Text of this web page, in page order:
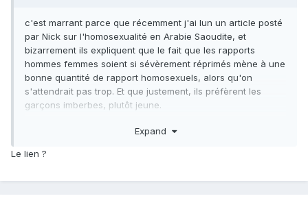
c'est marrant parce que récemment j'ai lun un article posté
par Nick sur l'homosexualité en Arabie Saoudite, et
bizarrement ils expliquent que le fait que les rapports
hommes femmes soient si sévèrement réprimés mène à une
bonne quantité de rapport homosexuels, alors qu'on
s'attendrait pas trop. Et que justement, ils préfèrent les
garçons imberbes, plutôt jeune.
Expand
Le lien ?